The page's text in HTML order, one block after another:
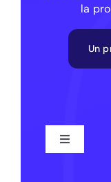
la
Un
Toggle